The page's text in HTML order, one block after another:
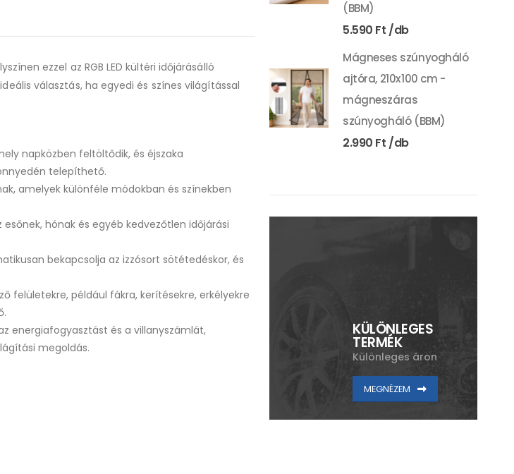
ezzel az RGB LED kültéri időjárásálló
választás, ha egyedi és színes világítással
napközben feltöltődik, és éjszaka
telepíthető.
amelyek különféle módokban és színekben
hónak és egyéb kedvezőtlen időjárási
bekapcsolja az izzósort sötétedéskor, és
felületekre, például fákra, kerítésekre, erkélyekre
energiafogyasztást és a villanyszámlát,
megoldás.
(BBM)
5.590 Ft
Mágneses szúnyogháló
ajtóra, 210x100 cm -
mágneszáras
szúnyogháló (BBM)
2.990 Ft
KÜLÖNLEGES
TERMÉK
Különleges áron
MEGNÉZEM